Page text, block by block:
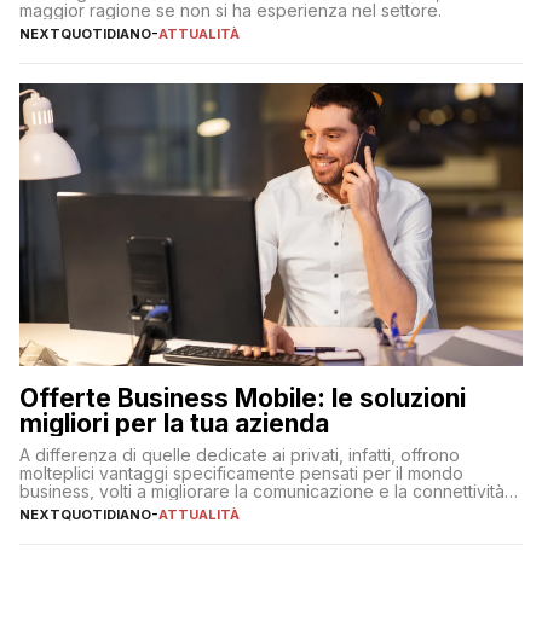
maggior ragione se non si ha esperienza nel settore.
NEXTQUOTIDIANO-ATTUALITÀ
Offerte Business Mobile: le soluzioni
migliori per la tua azienda
A differenza di quelle dedicate ai privati, infatti, offrono
molteplici vantaggi specificamente pensati per il mondo
business, volti a migliorare la comunicazione e la connettività
degli utenti
NEXTQUOTIDIANO-ATTUALITÀ